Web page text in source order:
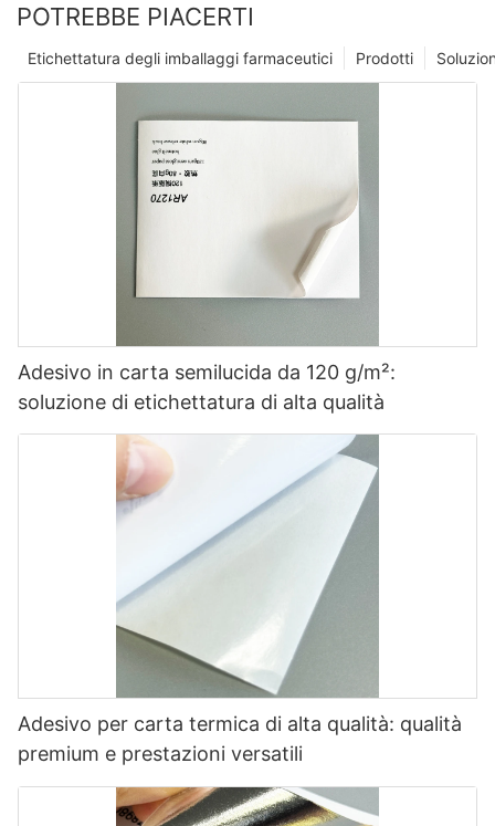
POTREBBE PIACERTI
Prodotti
Etichettatura degli imballaggi farmaceutici
Adesivo in carta semilucida da 120 g/m²:
soluzione di etichettatura di alta qualità
Adesivo per carta termica di alta qualità: qualità
premium e prestazioni versatili